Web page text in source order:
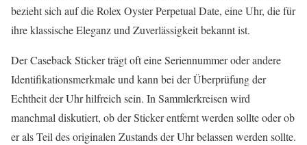
bezieht sich auf die Rolex Oyster Perpetual Date, eine Uhr, die für
ihre klassische Eleganz und Zuverlässigkeit bekannt ist.
Der Caseback Sticker trägt oft eine Seriennummer oder andere
Identifikationsmerkmale und kann bei der Überprüfung der
Echtheit der Uhr hilfreich sein. In Sammlerkreisen wird
manchmal diskutiert, ob der Sticker entfernt werden sollte oder ob
er als Teil des originalen Zustands der Uhr belassen werden sollte.